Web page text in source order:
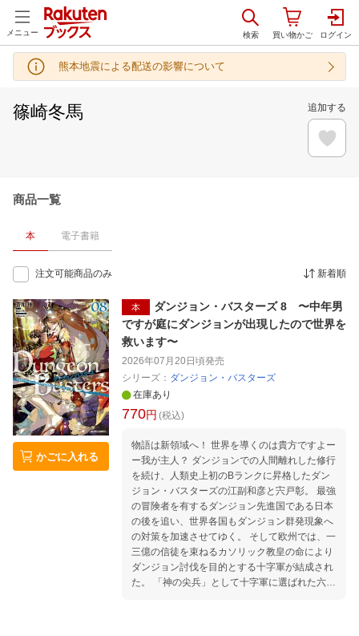
メニュー
熊本地震による配送の影響について
篠崎冬馬 追加する
商品一覧
本 電子書籍
注文可能商品のみ 新着順
かごに入れる
本
ダンジョン・バスターズ 8 〜中年男
ですが庭にダンジョンが出現したので世界を
救います〜
2026年07月20日頃発売
シリーズ： ダンジョン・バスターズ
在庫あり
770円 (税込)
物語は新領域へ！ 世界を導くのは貴方ですよー
ー我が主人？ ダンジョンでの人間離れした修行
を続け、人類史上初のBランクに昇格したダン
ジョン・バスターズの江副和彦と宍戸彰。 最強
の冒険者を有するダンジョン先進国である日本
の後を追い、世界各国もダンジョン群発現象へ
の対策を加速させてゆく。 そして欧州では、一
三億の信徒を束ねるカソリック教皇の命により
ダンジョン討伐を目的とする十字軍が結成され
た。 「神の尖兵」として十字軍に選ばれた六名